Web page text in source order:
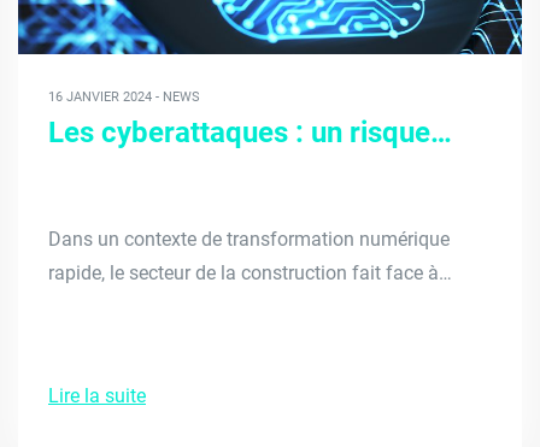
16 JANVIER 2024 - NEWS
Les cyberattaques : un risque…
Dans un contexte de transformation numérique
rapide, le secteur de la construction fait face à…
Lire la suite